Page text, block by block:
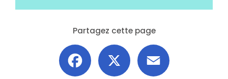
Partagez cette page
Facebook